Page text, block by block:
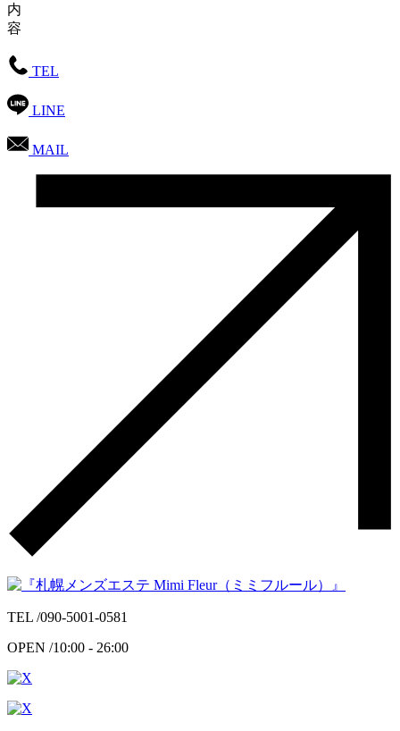
内
容
TEL
LINE
MAIL
TEL /090-5001-0581
OPEN /10:00 - 26:00